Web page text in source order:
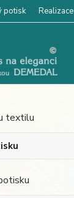
potisk Realizace
textilu